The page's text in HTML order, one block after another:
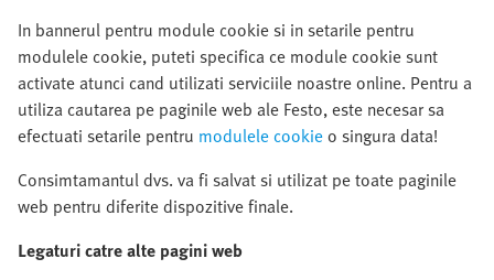
In bannerul pentru module cookie si in setarile pentru
modulele cookie, puteti specifica ce module cookie sunt
activate atunci cand utilizati serviciile noastre online. Pentru a
utiliza cautarea pe paginile web ale Festo, este necesar sa
efectuati setarile pentru modulele cookieo singura data!
Consimtamantul dvs. va fi salvat si utilizat pe toate paginile
web pentru diferite dispozitive finale.
Legaturi catre alte pagini web